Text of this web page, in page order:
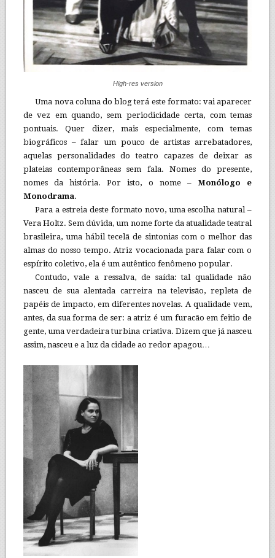
High-res version
Uma nova coluna do blog terá este formato: vai aparecer
de vez em quando, sem periodicidade certa, com temas
pontuais. Quer dizer, mais especialmente, com temas
biográficos – falar um pouco de artistas arrebatadores,
aquelas personalidades do teatro capazes de deixar as
plateias contemporâneas sem fala. Nomes do presente,
nomes da história. Por isto, o nome – Monólogo e
Monodrama.
Para a estreia deste formato novo, uma escolha natural –
Vera Holtz. Sem dúvida, um nome forte da atualidade teatral
brasileira, uma hábil tecelã de sintonias com o melhor das
almas do nosso tempo. Atriz vocacionada para falar com o
espírito coletivo, ela é um autêntico fenômeno popular.
Contudo, vale a ressalva, de saída: tal qualidade não
nasceu de sua alentada carreira na televisão, repleta de
papéis de impacto, em diferentes novelas. A qualidade vem,
antes, da sua forma de ser: a atriz é um furacão em feitio de
gente, uma verdadeira turbina criativa. Dizem que já nasceu
assim, nasceu e a luz da cidade ao redor apagou…